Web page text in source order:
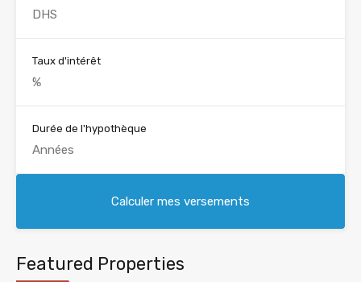
Taux d'intérêt
Durée de l'hypothèque
Featured Properties